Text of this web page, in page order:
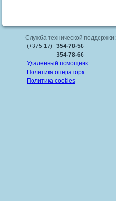
Служба технической поддержки:
(+375 17) 354-78-58
354-78-66
Удаленный помощник
Политика оператора
Политика cookies